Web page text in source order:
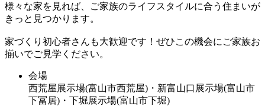
様々な家を見れば、ご家族のライフスタイルに合う住まいが
きっと見つかります。
家づくり初心者さんも大歓迎です！ぜひこの機会にご家族お
揃いでご見学ください。
会場
西荒屋展示場(富山市西荒屋)・新富山口展示場(富山市
下冨居)・下堀展示場(富山市下堀)